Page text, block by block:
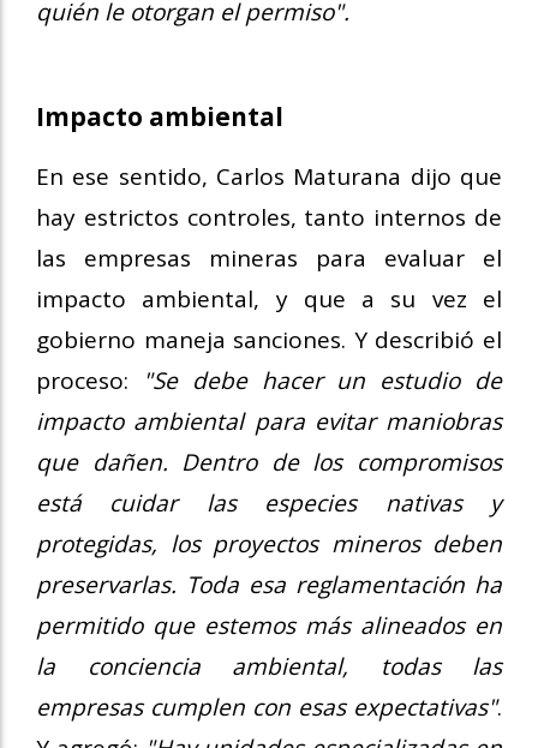
quién le otorgan el permiso".
Impacto ambiental
En ese sentido, Carlos Maturana dijo que
hay estrictos controles, tanto internos de
las empresas mineras para evaluar el
impacto ambiental, y que a su vez el
gobierno maneja sanciones. Y describió el
proceso:
"Se debe hacer un estudio de
impacto ambiental para evitar maniobras
que dañen. Dentro de los compromisos
está cuidar las especies nativas y
protegidas, los proyectos mineros deben
preservarlas. Toda esa reglamentación ha
permitido que estemos más alineados en
la conciencia ambiental, todas las
empresas cumplen con esas expectativas".